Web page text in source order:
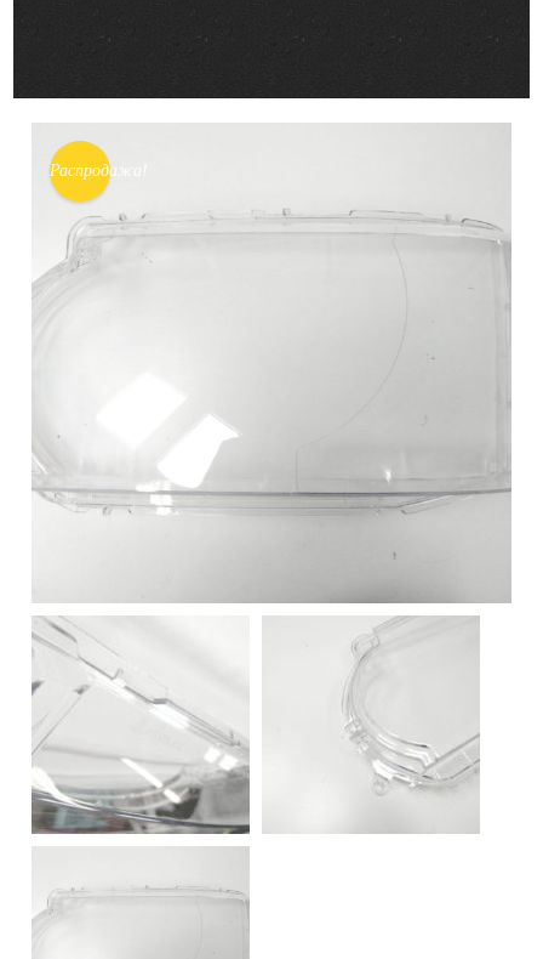
Распродажа!